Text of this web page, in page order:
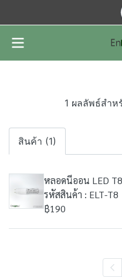
1 ผลลัพธ์สำห
สินค้า (1)
หลอดนีออน LED
รหัสสินค้า : ELT-T8
฿190